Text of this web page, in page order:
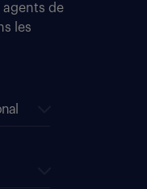
agents de
les